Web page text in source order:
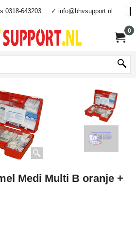
0318-643203 ✓ info@bhvsupport.nl
0
Medi Multi B oranje +